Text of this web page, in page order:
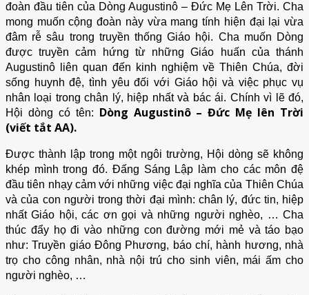
Liên lạc
đoàn đầu tiên của Dòng Augustinô – Đức Mẹ Lên Trời. Cha
mong muốn cộng đoàn này vừa mang tính hiện đại lại vừa
đâm rễ sâu trong truyền thống Giáo hội. Cha muốn Dòng
được truyền cảm hứng từ những Giáo huấn của thánh
Augustinô liên quan đến kinh nghiệm về Thiên Chúa, đời
sống huynh đệ, tình yêu đối với Giáo hội và việc phục vụ
nhân loại trong chân lý, hiệp nhất và bác ái. Chính vì lẽ đó,
Hội dòng có tên: Dòng Augustinô – Đức Mẹ lên Trời
(viết tắt AA).
Được thành lập trong một ngôi trường, Hội dòng sẽ không
khép mình trong đó. Đấng Sáng Lập làm cho các môn đệ
đầu tiên nhạy cảm với những việc đại nghĩa của Thiên Chúa
và của con người trong thời đại mình: chân lý, đức tin, hiệp
nhất Giáo hội, các ơn gọi và những người nghèo, … Cha
thúc đẩy họ đi vào những con đường mới mẻ và táo bạo
như: Truyền giáo Đông Phương, báo chí, hành hương, nhà
trọ cho công nhân, nhà nội trú cho sinh viên, mái ấm cho
người nghèo, …